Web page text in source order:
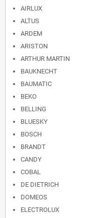
AIRLUX
ALTUS
ARDEM
ARISTON
ARTHUR MARTIN
BAUKNECHT
BAUMATIC
BEKO
BELLING
BLUESKY
BOSCH
BRANDT
CANDY
COBAL
DE DIETRICH
DOMEOS
ELECTROLUX